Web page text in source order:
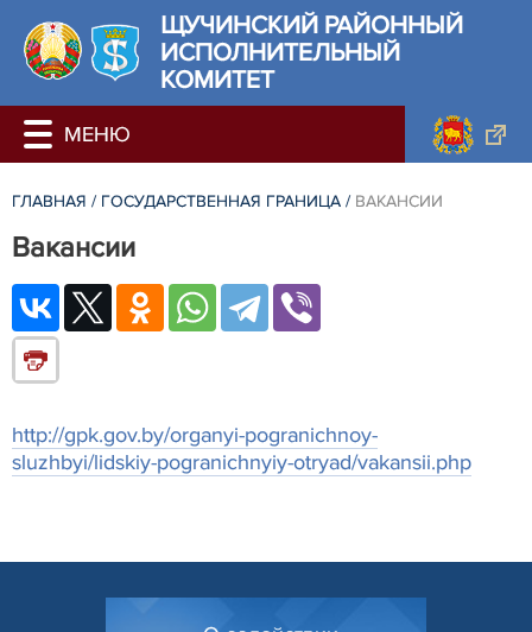
ЩУЧИНСКИЙ РАЙОННЫЙ
ИСПОЛНИТЕЛЬНЫЙ
КОМИТЕТ
ГЛАВНАЯ / ГОСУДАРСТВЕННАЯ ГРАНИЦА / ВАКАНСИИ
Вакансии
http://gpk.gov.by/organyi-pogranichnoy-
sluzhbyi/lidskiy-pogranichnyiy-otryad/vakansii.php